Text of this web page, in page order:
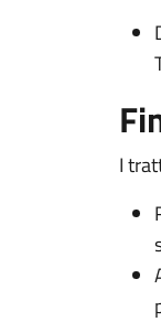
I